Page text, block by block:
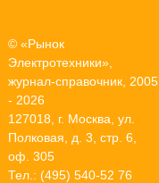
© «Рынок
Электротехники»,
журнал-справочник, 2005
- 2026
127018, г. Москва, ул.
Полковая, д. 3, стр. 6,
оф. 305
Тел.: (495) 540-52 76